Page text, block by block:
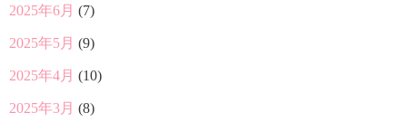
2025年6月 (7)
2025年5月 (9)
2025年4月 (10)
2025年3月 (8)